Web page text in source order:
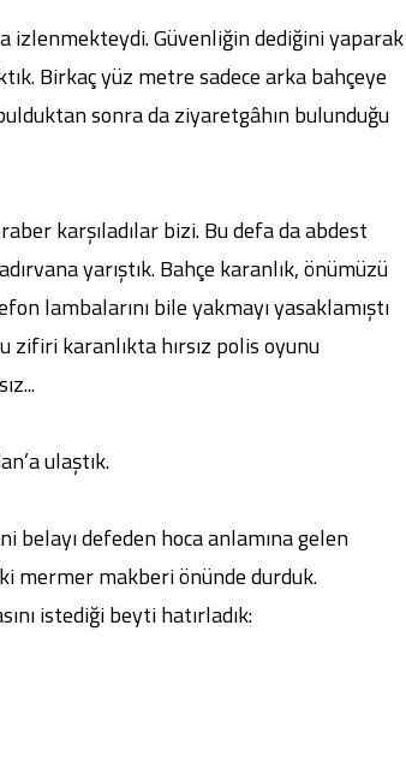
izlenmekteydi. Güvenliğin dediğini yaparak
Birkaç yüz metre sadece arka bahçeye
sonra da ziyaretgâhın bulunduğu
karşıladılar bizi. Bu defa da abdest
yarıştık. Bahçe karanlık, önümüzü
lambalarını bile yakmayı yasaklamıştı
zifiri karanlıkta hırsız polis oyunu
ulaştık.
belayı defeden hoca anlamına gelen
mermer makberi önünde durduk.
istediği beyti hatırladık: